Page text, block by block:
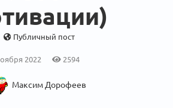
Публичный пост
2022 2594
Максим Дорофеев